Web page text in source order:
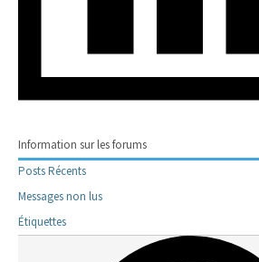
Information sur les forums
Posts Récents
Messages non lus
Étiquettes